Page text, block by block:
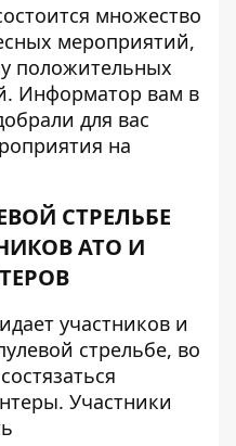
множество
мероприятий,
положительных
Информатор вам в
для вас
на
СТРЕЛЬБЕ
АТО И
участников и
стрельбе, во
Участники